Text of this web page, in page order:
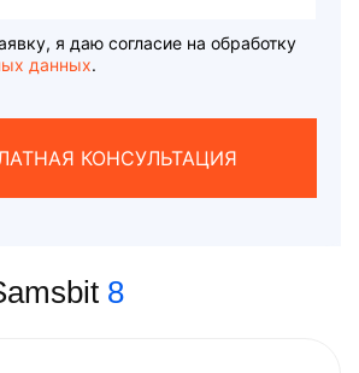
я даю согласие на обработку
данных.
КОНСУЛЬТАЦИЯ
8